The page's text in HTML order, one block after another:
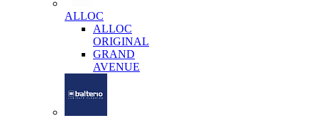
ALLOC
ALLOC
ORIGINAL
GRAND
AVENUE